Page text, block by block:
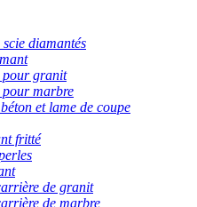
scie diamantés
pour granit
pour marbre
et lame de coupe
fritté
de granit
de marbre